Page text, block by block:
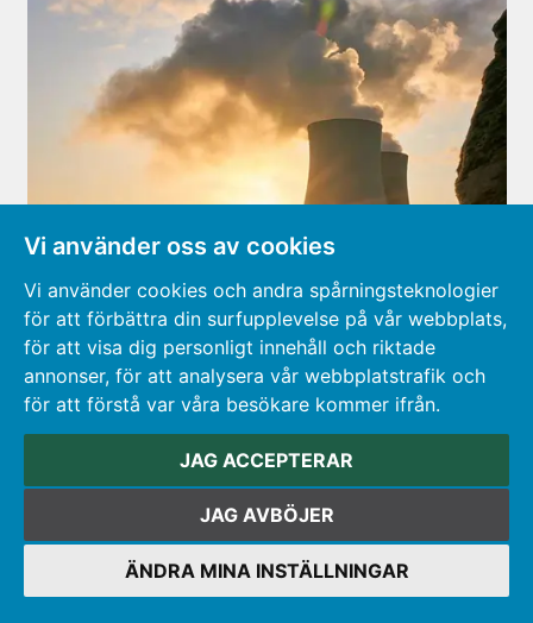
Vi använder oss av cookies
Vi använder cookies och andra spårningsteknologier
för att förbättra din surfupplevelse på vår webbplats,
för att visa dig personligt innehåll och riktade
annonser, för att analysera vår webbplatstrafik och
för att förstå var våra besökare kommer ifrån.
JAG ACCEPTERAR
JAG AVBÖJER
ÄNDRA MINA INSTÄLLNINGAR
Lärorikt SKS studiebesök vid
FREIA- och Tandemlaboratoriet i
Uppsala universitet.